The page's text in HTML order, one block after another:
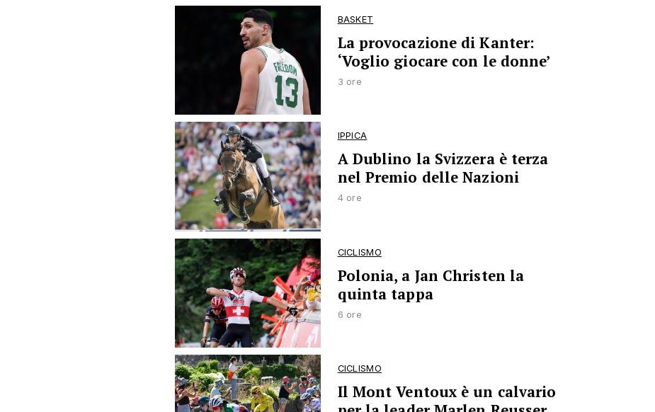
BASKET
La provocazione di Kanter:
‘Voglio giocare con le donne’
3 ore
IPPICA
A Dublino la Svizzera è terza
nel Premio delle Nazioni
4 ore
CICLISMO
Polonia, a Jan Christen la
quinta tappa
6 ore
CICLISMO
Il Mont Ventoux è un calvario